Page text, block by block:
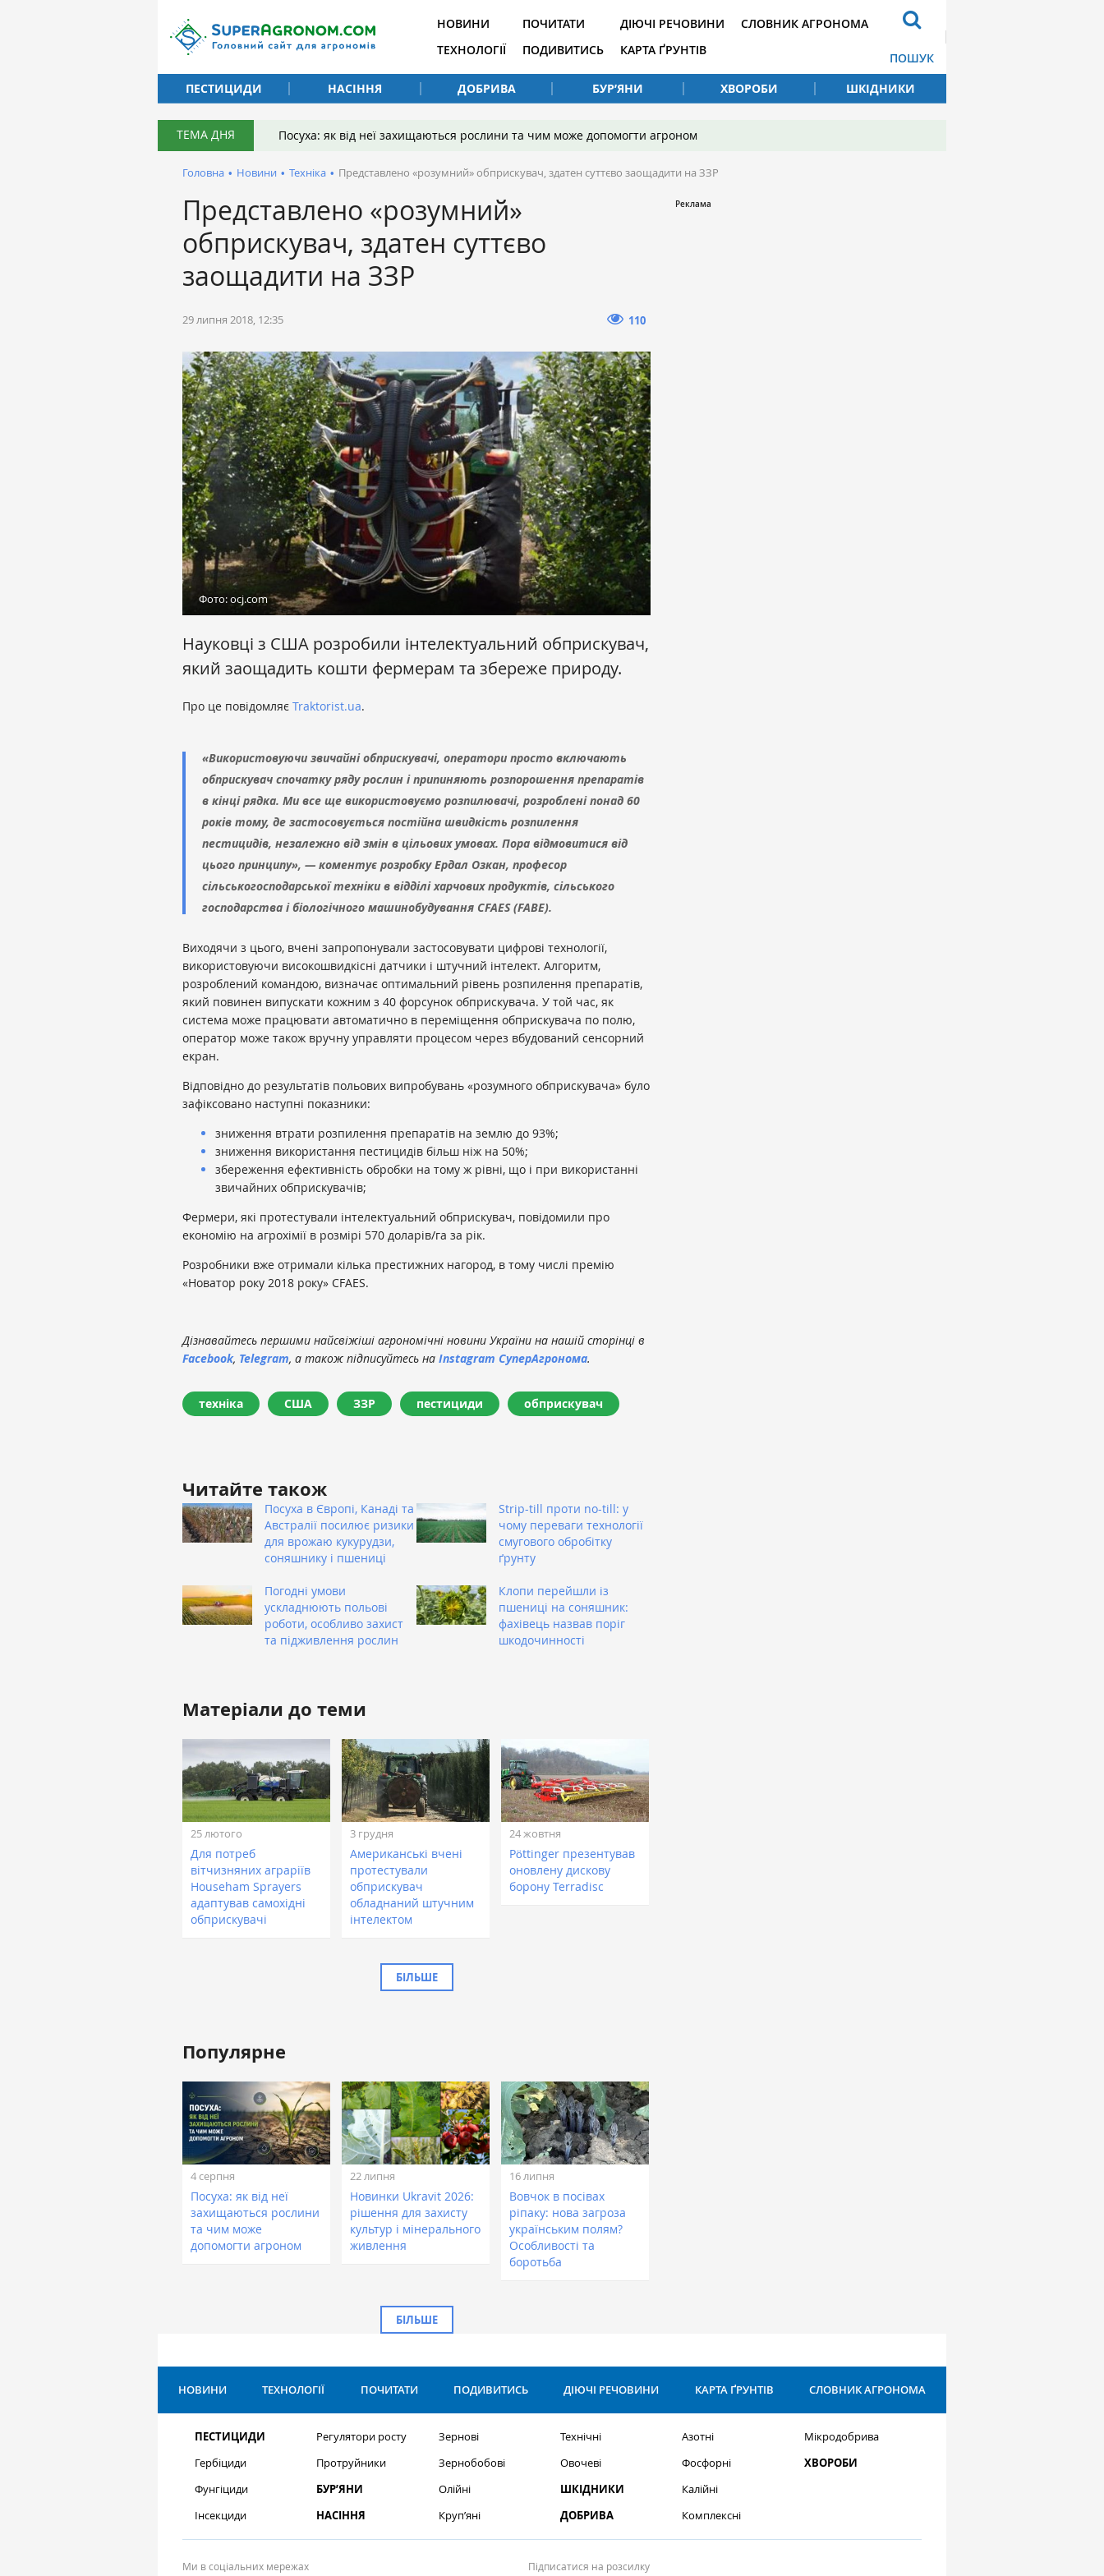
НОВИНИ
ТЕХНОЛОГІЇ
ПОЧИТАТИ
ПОДИВИТИСЬ
ДІЮЧІ РЕЧОВИНИ
КАРТА ҐРУНТІВ
СЛОВНИК АГРОНОМА
ПОШУК
ПЕСТИЦИДИ
НАСІННЯ ДОБРИВА БУР’ЯНИ ХВОРОБИ ШКІДНИКИ
ТЕМА ДНЯ Посуха: як від неї захищаються рослини та чим може допомогти агроном
Головна • Новини • Техніка • Представлено «розумний» обприскувач, здатен суттєво заощадити на ЗЗР
Представлено «розумний»
обприскувач, здатен суттєво
заощадити на ЗЗР
29 липня 2018, 12:35 110
Фото: ocj.com
Науковці з США розробили інтелектуальний обприскувач,
який заощадить кошти фермерам та збереже природу.
Про це повідомляє Traktorist.ua.
«Використовуючи звичайні обприскувачі, оператори просто включають
обприскувач спочатку ряду рослин і припиняють розпорошення препаратів
в кінці рядка. Ми все ще використовуємо розпилювачі, розроблені понад 60
років тому, де застосовується постійна швидкість розпилення
пестицидів, незалежно від змін в цільових умовах. Пора відмовитися від
цього принципу», — коментує розробку Ердал Озкан, професор
сільськогосподарської техніки в відділі харчових продуктів, сільського
господарства і біологічного машинобудування CFAES (FABE).
Виходячи з цього, вчені запропонували застосовувати цифрові технології,
використовуючи високошвидкісні датчики і штучний інтелект. Алгоритм,
розроблений командою, визначає оптимальний рівень розпилення препаратів,
який повинен випускати кожним з 40 форсунок обприскувача. У той час, як
система може працювати автоматично в переміщення обприскувача по полю,
оператор може також вручну управляти процесом через вбудований сенсорний
екран.
Відповідно до результатів польових випробувань «розумного обприскувача» було
зафіксовано наступні показники:
зниження втрати розпилення препаратів на землю до 93%;
зниження використання пестицидів більш ніж на 50%;
збереження ефективність обробки на тому ж рівні, що і при використанні
звичайних обприскувачів;
Фермери, які протестували інтелектуальний обприскувач, повідомили про
економію на агрохімії в розмірі 570 доларів/га за рік.
Розробники вже отримали кілька престижних нагород, в тому числі премію
«Новатор року 2018 року» CFAES.
Дізнавайтесь першими найсвіжіші агрономічні новини України на нашій сторінці в
Facebook, Telegram, а також підписуйтесь на Instagram СуперАгронома.
техніка США ЗЗР пестициди обприскувач
Читайте також
Посуха в Європі, Канаді та
Австралії посилює ризики
для врожаю кукурудзи,
соняшнику і пшениці
Strip-till проти no-till: у
чому переваги технології
смугового обробітку
ґрунту
Погодні умови
ускладнюють польові
роботи, особливо захист
та підживлення рослин
Клопи перейшли із
пшениці на соняшник:
фахівець назвав поріг
шкодочинності
Матеріали до теми
25 лютого
Для потреб
вітчизняних аграріїв
Househam Sprayers
адаптував самохідні
обприскувачі
3 грудня
Американські вчені
протестували
обприскувач
обладнаний штучним
інтелектом
24 жовтня
Pöttinger презентував
оновлену дискову
борону Terradisc
БІЛЬШЕ
Популярне
4 серпня
Посуха: як від неї
захищаються рослини
та чим може
допомогти агроном
22 липня
Новинки Ukravit 2026:
рішення для захисту
культур і мінерального
живлення
16 липня
Вовчок в посівах
ріпаку: нова загроза
українським полям?
Особливості та
боротьба
БІЛЬШЕ
НОВИНИ ТЕХНОЛОГІЇ ПОЧИТАТИ ПОДИВИТИСЬ ДІЮЧІ РЕЧОВИНИ КАРТА ҐРУНТІВ СЛОВНИК АГРОНОМА
ПЕСТИЦИДИ
Гербіциди
Фунгіциди
Інсекциди
Регулятори росту
Протруйники
БУР’ЯНИ
НАСІННЯ
Зернові
Зернобобові
Олійні
Круп’яні
Технічні
Овочеві
ШКІДНИКИ
ДОБРИВА
Азотні
Фосфорні
Калійні
Комплексні
Мікродобрива
ХВОРОБИ
Ми в соціальних мережах Підписатися на розсилку